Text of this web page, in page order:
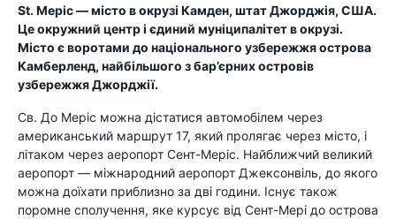
St. Меріс — місто в окрузі Камден, штат Джорджія, США.
Це окружний центр і єдиний муніципалітет в окрузі.
Місто є воротами до національного узбережжя острова
Камберленд, найбільшого з бар’єрних островів
узбережжя Джорджії.
Св. До Меріс можна дістатися автомобілем через
американський маршрут 17, який пролягає через місто, і
літаком через аеропорт Сент-Меріс. Найближчий великий
аеропорт — міжнародний аеропорт Джексонвіль, до якого
можна доїхати приблизно за дві години. Існує також
поромне сполучення, яке курсує від Сент-Мері до острова